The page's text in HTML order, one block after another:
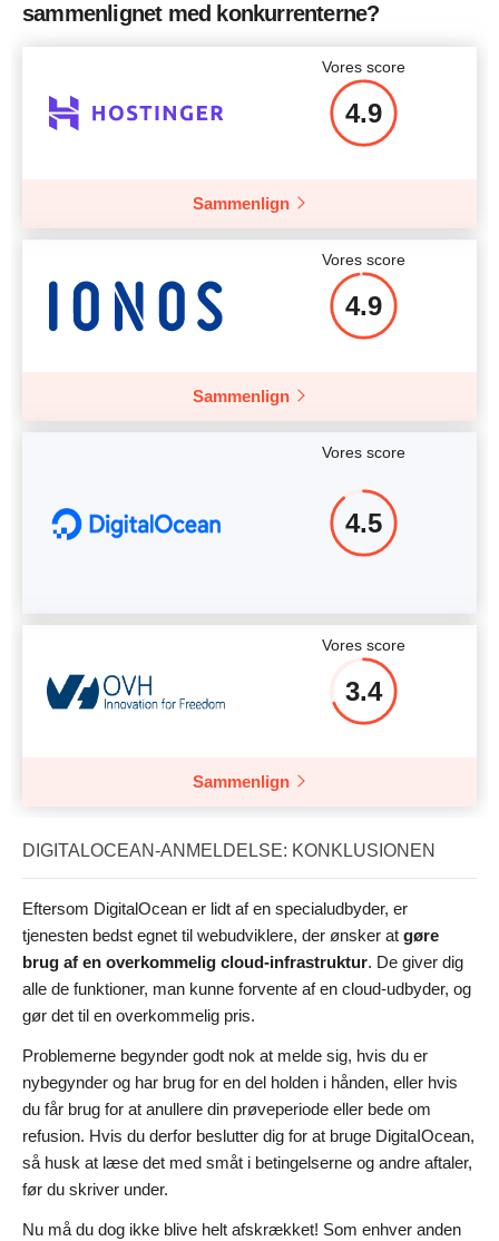
sammenlignet med konkurrenterne?
Vores score
4.9
Sammenlign
Vores score
4.9
Sammenlign
Vores score
4.5
Vores score
3.4
Sammenlign
DIGITALOCEAN-ANMELDELSE: KONKLUSIONEN
Eftersom DigitalOcean er lidt af en specialudbyder, er
tjenesten bedst egnet til webudviklere, der ønsker at gøre
brug af en overkommelig cloud-infrastruktur. De giver dig
alle de funktioner, man kunne forvente af en cloud-udbyder, og
gør det til en overkommelig pris.
Problemerne begynder godt nok at melde sig, hvis du er
nybegynder og har brug for en del holden i hånden, eller hvis
du får brug for at anullere din prøveperiode eller bede om
refusion. Hvis du derfor beslutter dig for at bruge DigitaIOcean,
så husk at læse det med småt i betingelserne og andre aftaler,
før du skriver under.
Nu må du dog ikke blive helt afskrækket! Som enhver anden